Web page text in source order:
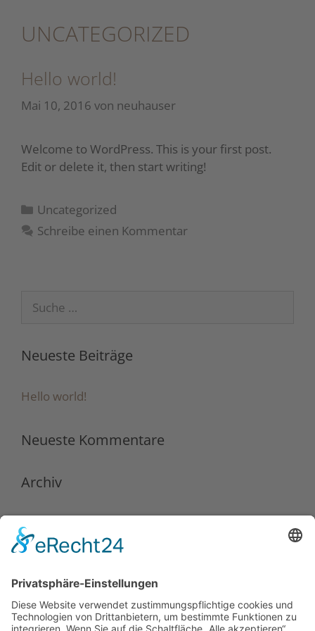
Inhalt
springenUNCATEGORIZED
Hello world!
Mai 10, 2016 von neuhauser
Welcome to WordPress. This is your first post.
Edit or delete it, then start writing!
Kategorien
Uncategorized
Schreibe einen Kommentar
nach:
Neueste Beiträge
Hello world!
Neueste Kommentare
Archiv
Uncategorized